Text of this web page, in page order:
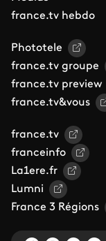
france.tv hebdo
Phototele
france.tv groupe
france.tv preview
france.tv&vous
france.tv
franceinfo
La1ere.fr
Lumni
France 3 Régions